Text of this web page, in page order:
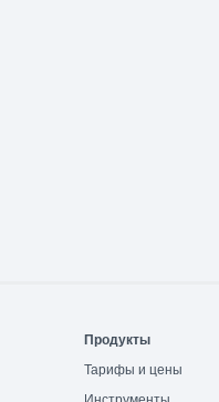
Продукты
Тарифы и цены